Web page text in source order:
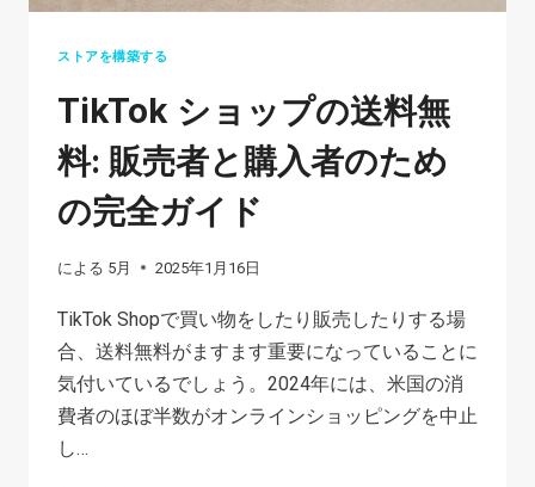
タ
ル
ー
ケ
テ
ィ
グ:
長
ストアを構築する
TikTok ショップの送料無
料: 販売者と購入者のため
の完全ガイド
による 5月 2025年1月16日
TikTok Shopで買い物をしたり販売したりする場
合、送料無料がますます重要になっていることに
気付いているでしょう。2024年には、米国の消
費者のほぼ半数がオンラインショッピングを中止
し…